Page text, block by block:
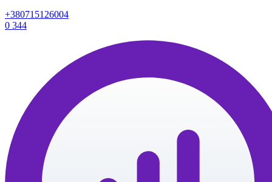
+380715126004
0 344